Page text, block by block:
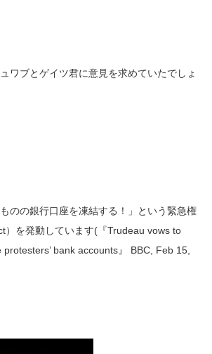
ワブとゲイツ君に意見を求めていたでしょ
のの銀行口座を凍結する！」という緊急権
）を発動しています(『Trudeau vows to
bank accounts』 BBC, Feb 15,